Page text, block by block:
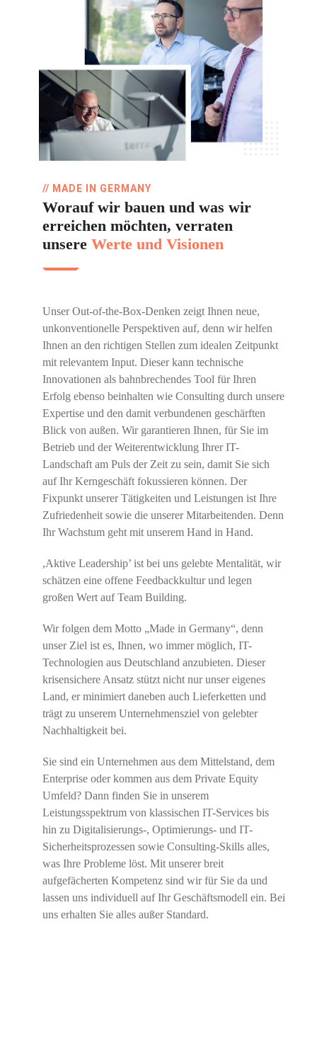
// MADE IN GERMANY
Worauf wir bauen und was wir
erreichen möchten, verraten
unsere Werte und Visionen
Unser Out-of-the-Box-Denken zeigt Ihnen neue,
unkonventionelle Perspektiven auf, denn wir helfen
Ihnen an den richtigen Stellen zum idealen Zeitpunkt
mit relevantem Input. Dieser kann technische
Innovationen als bahnbrechendes Tool für Ihren
Erfolg ebenso beinhalten wie Consulting durch unsere
Expertise und den damit verbundenen geschärften
Blick von außen. Wir garantieren Ihnen, für Sie im
Betrieb und der Weiterentwicklung Ihrer IT-
Landschaft am Puls der Zeit zu sein, damit Sie sich
auf Ihr Kerngeschäft fokussieren können. Der
Fixpunkt unserer Tätigkeiten und Leistungen ist Ihre
Zufriedenheit sowie die unserer Mitarbeitenden. Denn
Ihr Wachstum geht mit unserem Hand in Hand.
,Aktive Leadership’ ist bei uns gelebte Mentalität, wir
schätzen eine offene Feedbackkultur und legen
großen Wert auf Team Building.
Wir folgen dem Motto „Made in Germany“, denn
unser Ziel ist es, Ihnen, wo immer möglich, IT-
Technologien aus Deutschland anzubieten. Dieser
krisensichere Ansatz stützt nicht nur unser eigenes
Land, er minimiert daneben auch Lieferketten und
trägt zu unserem Unternehmensziel von gelebter
Nachhaltigkeit bei.
Sie sind ein Unternehmen aus dem Mittelstand, dem
Enterprise oder kommen aus dem Private Equity
Umfeld? Dann finden Sie in unserem
Leistungsspektrum von klassischen IT-Services bis
hin zu Digitalisierungs-, Optimierungs- und IT-
Sicherheitsprozessen sowie Consulting-Skills alles,
was Ihre Probleme löst. Mit unserer breit
aufgefächerten Kompetenz sind wir für Sie da und
lassen uns individuell auf Ihr Geschäftsmodell ein. Bei
uns erhalten Sie alles außer Standard.